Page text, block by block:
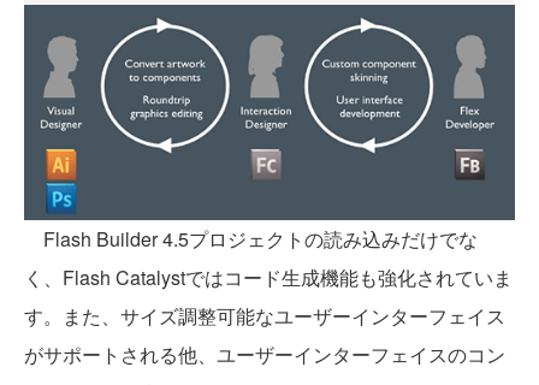
Flash Builder 4.5プロジェクトの読み込みだけでな
く、Flash Catalystではコード生成機能も強化されていま
す。また、サイズ調整可能なユーザーインターフェイス
がサポートされる他、ユーザーインターフェイスのコン